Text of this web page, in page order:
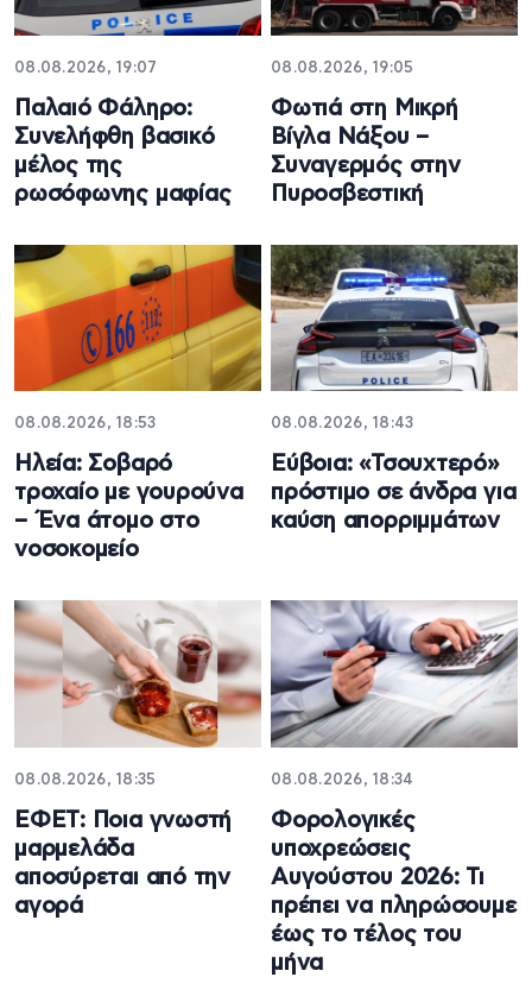
08.08.2026, 19:07
Παλαιό Φάληρο:
Συνελήφθη βασικό
μέλος της
ρωσόφωνης μαφίας
08.08.2026, 19:05
Φωτιά στη Μικρή
Βίγλα Νάξου –
Συναγερμός στην
Πυροσβεστική
08.08.2026, 18:53
Ηλεία: Σοβαρό
τροχαίο με γουρούνα
– Ένα άτομο στο
νοσοκομείο
08.08.2026, 18:43
Εύβοια: «Τσουχτερό»
πρόστιμο σε άνδρα για
καύση απορριμμάτων
08.08.2026, 18:35
ΕΦΕΤ: Ποια γνωστή
μαρμελάδα
αποσύρεται από την
αγορά
08.08.2026, 18:34
Φορολογικές
υποχρεώσεις
Αυγούστου 2026: Τι
πρέπει να πληρώσουμε
έως το τέλος του
μήνα